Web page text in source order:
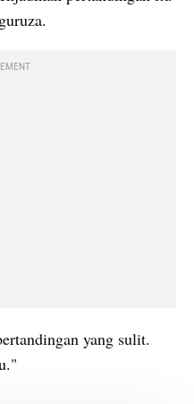
yang sulit.